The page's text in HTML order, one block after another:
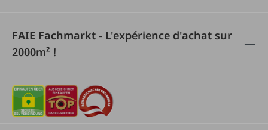
FAIE Fachmarkt - L'expérience d'achat sur
2000m² !